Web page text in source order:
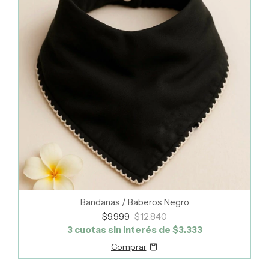
Bandanas / Baberos Negro
$9.999 $12.840
3 cuotas sin interés de $3.333